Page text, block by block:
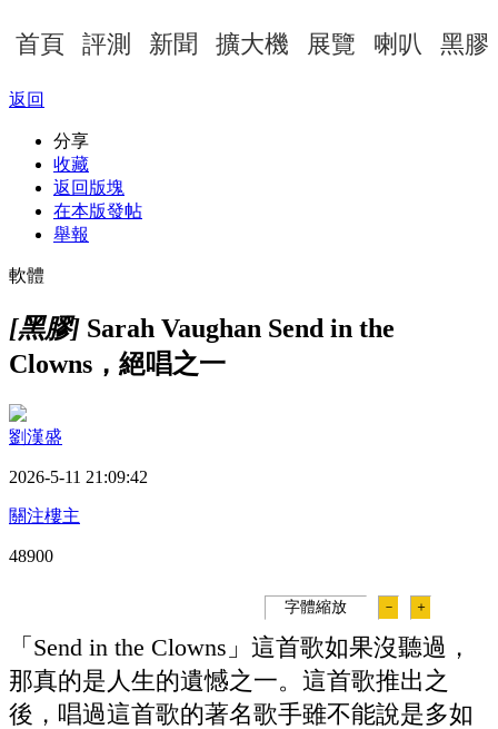
首頁 評測 新聞 擴大機 展覽 喇叭 黑膠
返回
分享
收藏
返回版塊
在本版發帖
舉報
軟體
[黑膠] Sarah Vaughan Send in the
Clowns，絕唱之一
劉漢盛
2026-5-11 21:09:42
關注樓主
48900
字體縮放 － ＋
「Send in the Clowns」這首歌如果沒聽過，
那真的是人生的遺憾之一。這首歌推出之
後，唱過這首歌的著名歌手雖不能說是多如